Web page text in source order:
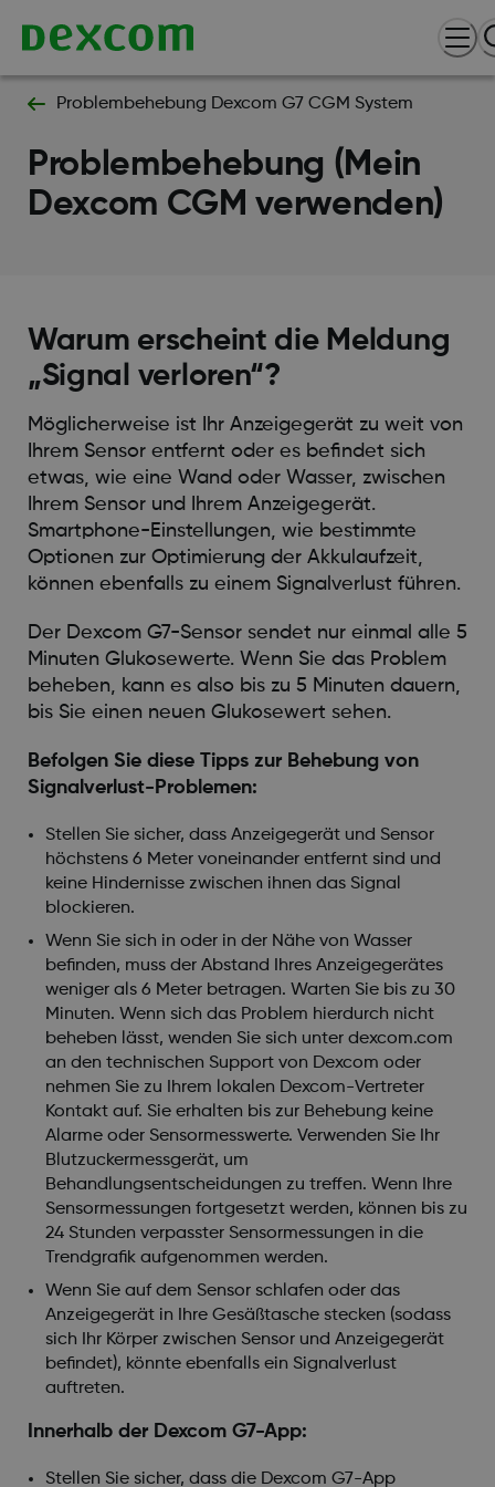
Problembehebung Dexcom G7 CGM System
Problembehebung (Mein
Dexcom CGM verwenden)
Warum erscheint die Meldung
„Signal verloren“?
Möglicherweise ist Ihr Anzeigegerät zu weit von
Ihrem Sensor entfernt oder es befindet sich
etwas, wie eine Wand oder Wasser, zwischen
Ihrem Sensor und Ihrem Anzeigegerät.
Smartphone-Einstellungen, wie bestimmte
Optionen zur Optimierung der Akkulaufzeit,
können ebenfalls zu einem Signalverlust führen.
Der Dexcom G7-Sensor sendet nur einmal alle 5
Minuten Glukosewerte. Wenn Sie das Problem
beheben, kann es also bis zu 5 Minuten dauern,
bis Sie einen neuen Glukosewert sehen.
Befolgen Sie diese Tipps zur Behebung von
Signalverlust-Problemen:
Stellen Sie sicher, dass Anzeigegerät und Sensor
höchstens 6 Meter voneinander entfernt sind und
keine Hindernisse zwischen ihnen das Signal
blockieren.
Wenn Sie sich in oder in der Nähe von Wasser
befinden, muss der Abstand Ihres Anzeigegerätes
weniger als 6 Meter betragen. Warten Sie bis zu 30
Minuten. Wenn sich das Problem hierdurch nicht
beheben lässt, wenden Sie sich unter dexcom.com
an den technischen Support von Dexcom oder
nehmen Sie zu Ihrem lokalen Dexcom-Vertreter
Kontakt auf. Sie erhalten bis zur Behebung keine
Alarme oder Sensormesswerte. Verwenden Sie Ihr
Blutzuckermessgerät, um
Behandlungsentscheidungen zu treffen. Wenn Ihre
Sensormessungen fortgesetzt werden, können bis zu
24 Stunden verpasster Sensormessungen in die
Trendgrafik aufgenommen werden.
Wenn Sie auf dem Sensor schlafen oder das
Anzeigegerät in Ihre Gesäßtasche stecken (sodass
sich Ihr Körper zwischen Sensor und Anzeigegerät
befindet), könnte ebenfalls ein Signalverlust
auftreten.
Innerhalb der Dexcom G7-App:
Stellen Sie sicher, dass die Dexcom G7-App